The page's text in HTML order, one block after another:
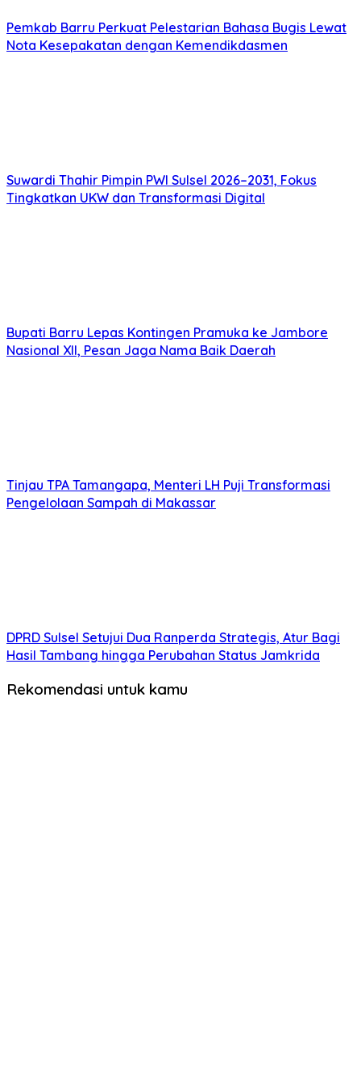
Pemkab Barru Perkuat Pelestarian Bahasa Bugis Lewat
Nota Kesepakatan dengan Kemendikdasmen
Suwardi Thahir Pimpin PWI Sulsel 2026–2031, Fokus
Tingkatkan UKW dan Transformasi Digital
Bupati Barru Lepas Kontingen Pramuka ke Jambore
Nasional XII, Pesan Jaga Nama Baik Daerah
Tinjau TPA Tamangapa, Menteri LH Puji Transformasi
Pengelolaan Sampah di Makassar
DPRD Sulsel Setujui Dua Ranperda Strategis, Atur Bagi
Hasil Tambang hingga Perubahan Status Jamkrida
Rekomendasi untuk kamu